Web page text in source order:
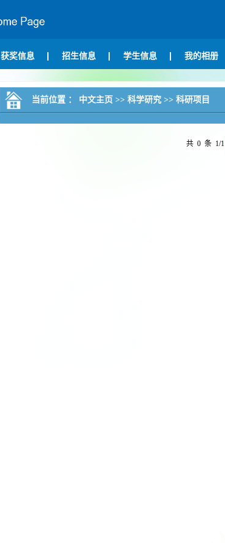
获奖信息 招生信息 学生信息 我的相册
当前位置 ： 中文主页 >> 科学研究 >> 科研项目
共 0 条 1/1